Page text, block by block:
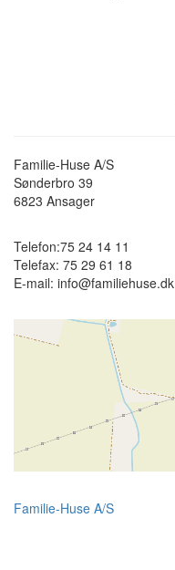
Familie-Huse A/S
Sønderbro 39
6823 Ansager
Telefon:75 24 14 11
Telefax: 75 29 61 18
E-mail: info@familiehuse.dk
Familie-Huse A/S